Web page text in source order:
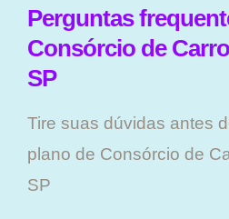
Perguntas
Consórcio de
SP
Tire suas dúvidas antes
plano ​de Consórcio de
SP